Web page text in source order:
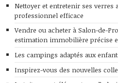
Nettoyer et entretenir ses verres
professionnel efficace
Vendre ou acheter à Salon-de-
estimation immobilière précise
Les campings adaptés aux
Inspirez-vous des nouvelles